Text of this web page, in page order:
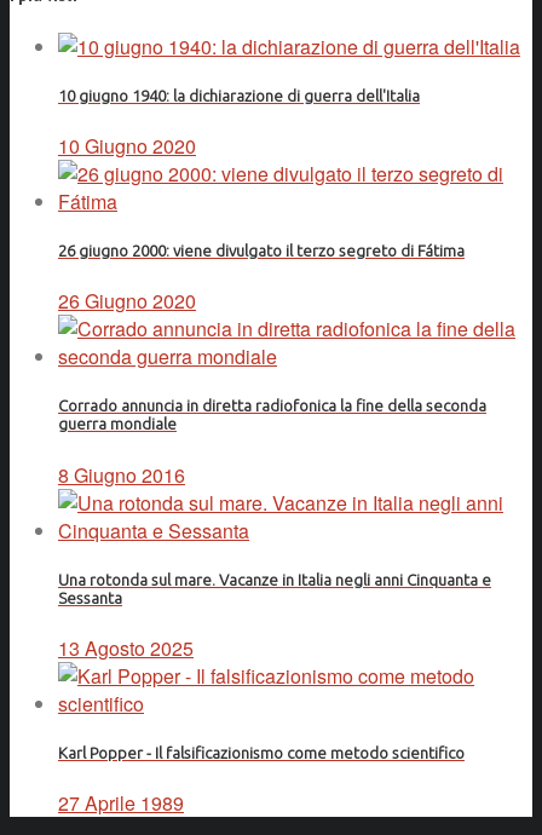
10 giugno 1940: la dichiarazione di guerra dell'Italia
10 Giugno 2020
26 giugno 2000: viene divulgato il terzo segreto di Fátima
26 Giugno 2020
Corrado annuncia in diretta radiofonica la fine della seconda
guerra mondiale
8 Giugno 2016
Una rotonda sul mare. Vacanze in Italia negli anni Cinquanta e
Sessanta
13 Agosto 2025
Karl Popper - Il falsificazionismo come metodo scientifico
27 Aprile 1989